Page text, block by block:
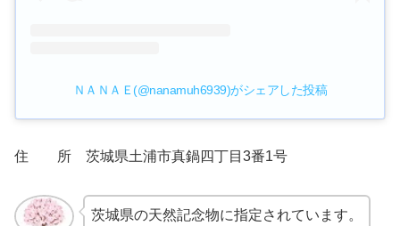
ＮＡＮＡＥ(@nanamuh6939)がシェアした投稿
住 所 茨城県土浦市真鍋四丁目3番1号
茨城県の天然記念物に指定されています。